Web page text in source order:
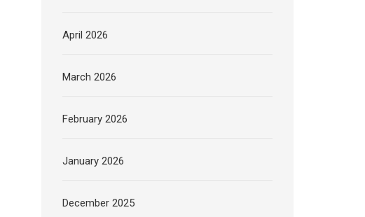
April 2026
March 2026
February 2026
January 2026
December 2025